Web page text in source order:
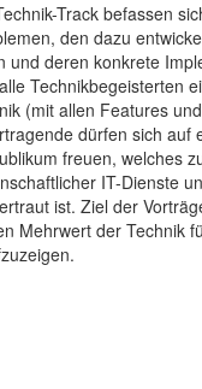
Track befassen
den dazu
und deren konkrete
Technikbegeisterten
(mit allen Features un
dürfen sich auf
freuen, welches
IT-Dienste
ist. Ziel der
Mehrwert der Technik
.